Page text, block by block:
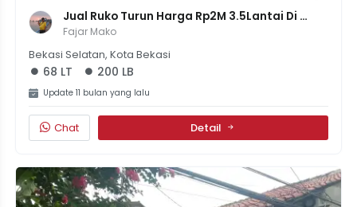
Jual Ruko Turun Harga Rp2M 3.5Lantai Di
Galaxy Bekasi Selatan
Fajar Mako
Bekasi Selatan, Kota Bekasi
68 LT 200 LB
Update 11 bulan yang lalu
Chat Detail